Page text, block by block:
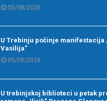
05/08/2026
U Trebinju počinje manifestacija
Vasilija“
05/08/2026
U trebinjskoj biblioteci u petak